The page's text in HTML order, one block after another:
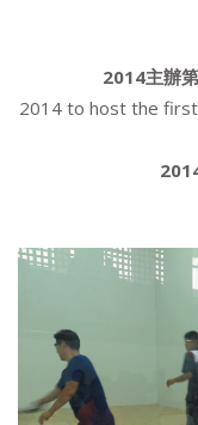
2014主辦
2014 to host the first